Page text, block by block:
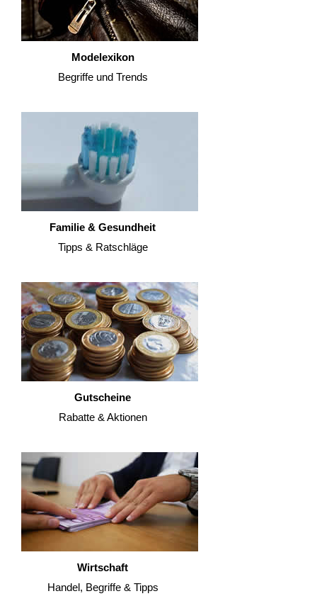
Modelexikon
Begriffe und Trends
Familie & Gesundheit
Tipps & Ratschläge
Gutscheine
Rabatte & Aktionen
Wirtschaft
Handel, Begriffe & Tipps